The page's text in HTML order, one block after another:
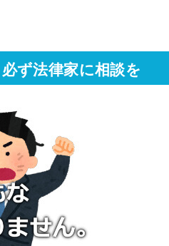
ず法律家に相談を